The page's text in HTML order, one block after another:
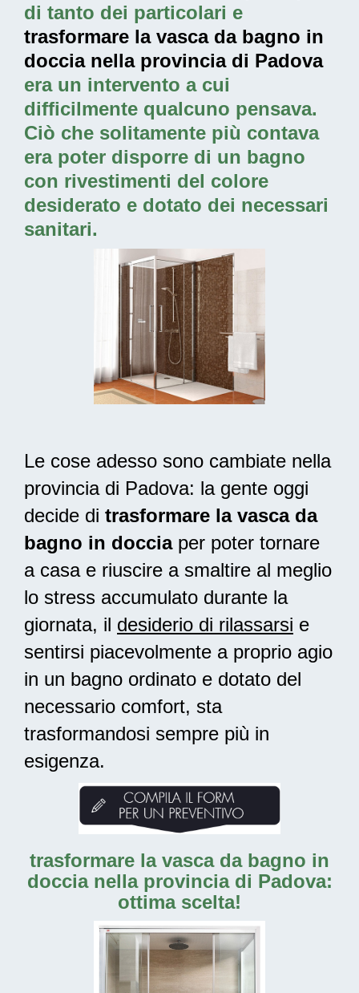
di tanto dei particolari e
trasformare la vasca da bagno in
doccia nella provincia di Padova
era un intervento a cui
difficilmente qualcuno pensava.
Ciò che solitamente più contava
era poter disporre di un bagno
con rivestimenti del colore
desiderato e dotato dei necessari
sanitari.
Le cose adesso sono cambiate nella
provincia di Padova: la gente oggi
decide di trasformare la vasca da
bagno in docciaper poter tornare
a casa e riuscire a smaltire al meglio
lo stress accumulato durante la
giornata, il desiderio di rilassarsi e
sentirsi piacevolmente a proprio agio
in un bagno ordinato e dotato del
necessario comfort, sta
trasformandosi sempre più in
esigenza.
trasformare la vasca da bagno in
doccia nella provincia di Padova:
ottima scelta!